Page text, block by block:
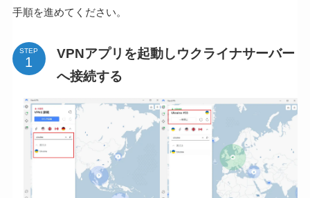
手順を進めてください。
STEP
VPNアプリを起動しウクライナサーバー
へ接続する